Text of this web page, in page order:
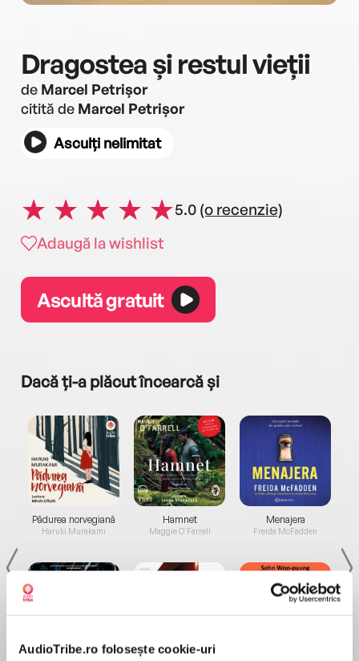
AudioTribe.ro folosește cookie-uri
Dragostea și restul vieții
de Marcel Petrișor
citită de Marcel Petrișor
Asculți nelimitat
5.0 (o recenzie)
Adaugă la wishlist
Ascultă gratuit
Dacă ți-a plăcut încearcă și
Pădurea norvegiană
Haruki Murakami
Hamnet
Maggie O'Farrell
Menajera
Freida McFadden